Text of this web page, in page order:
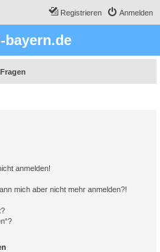
Anmelden
Registrieren
anmelden!
mich aber nicht mehr anmelden?!